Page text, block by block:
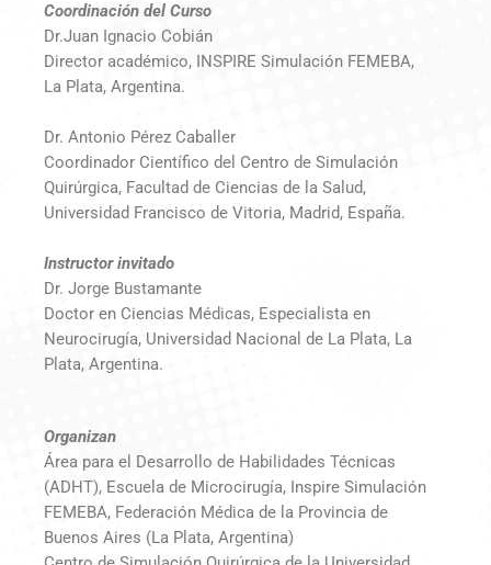
Coordinación del Curso
Dr.Juan Ignacio Cobián
Director académico, INSPIRE Simulación FEMEBA,
La Plata, Argentina.
Dr. Antonio Pérez Caballer
Coordinador Científico del Centro de Simulación
Quirúrgica, Facultad de Ciencias de la Salud,
Universidad Francisco de Vitoria, Madrid, España.
Instructor invitado
Dr. Jorge Bustamante
Doctor en Ciencias Médicas, Especialista en
Neurocirugía, Universidad Nacional de La Plata, La
Plata, Argentina.
Organizan
Área para el Desarrollo de Habilidades Técnicas
(ADHT), Escuela de Microcirugía, Inspire Simulación
FEMEBA, Federación Médica de la Provincia de
Buenos Aires (La Plata, Argentina)